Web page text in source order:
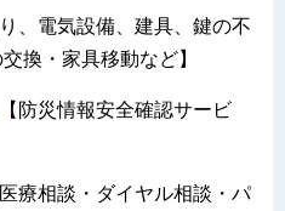
り、電気設備、建具、鍵の不
換・家具移動など】
【防災情報安全確認サービ
医療相談・ダイヤル相談・パ